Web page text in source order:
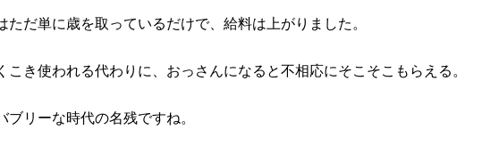
ただ単に歳を取っているだけで、給料は上がりました。
こき使われる代わりに、おっさんになると不相応にそこそこもらえる。
ブリーな時代の名残ですね。